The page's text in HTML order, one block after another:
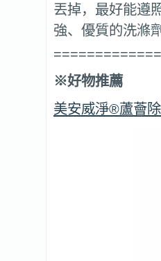
丟掉，最好能遵
強、優質的洗滌
※好物推薦
美安威淨®蘆薈